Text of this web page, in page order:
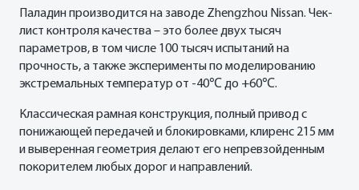
Паладин производится на заводе Zhengzhou Nissan. Чек-
лист контроля качества – это более двух тысяч
параметров, в том числе 100 тысяч испытаний на
прочность, а также эксперименты по моделированию
экстремальных температур от -40℃ до +60℃.
Классическая рамная конструкция, полный привод с
понижающей передачей и блокировками, клиренс 215 мм
и выверенная геометрия делают его непревзойденным
покорителем любых дорог и направлений.